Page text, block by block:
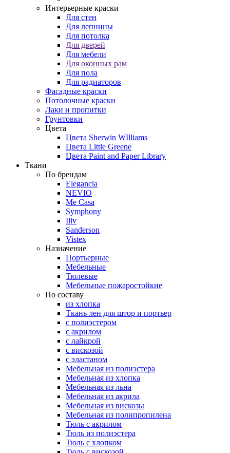
Интерьерные краски
Для стен
Для лепнины
Для потолка
Для дверей
Для мебели
Для оконных рам
Для пола
Для радиаторов
Фасадные краски
Потолочные краски
Лаки и пропитки
Грунтовки
Цвета
Цвета Sherwin WIlliams
Цвета Little Greene
Цвета Paint and Paper Library
Ткани
По брендам
Elegancia
NEVIO
Me Casa
Symphony
Iliv
Sanderson
Vistex
Назначение
Портьерные
Мебельные
Тюлевые
Мебельные пожаростойкие
По составу
из хлопка
Ткань лен для штор и портьер
с полиэстером
с акрилом
с лайкрой
с вискозой
с эластаном
Мебельная из полиэстера
Мебельная из хлопка
Мебельная из льна
Мебельная из акрила
Мебельная из вискозы
Мебельная из полипропилена
Тюль с акрилом
Тюль из полиэстера
Тюль с хлопком